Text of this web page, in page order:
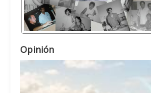
Opinión